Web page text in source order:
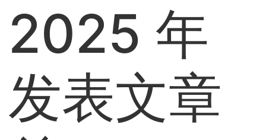
2025 年
发表文章